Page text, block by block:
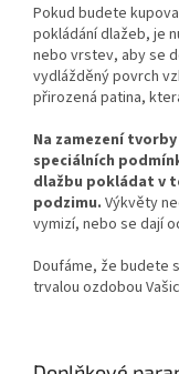
Pokud budete
pokládání dlažeb, je
nebo vrstev, aby se
vydlážděný povrch
přirozená patina,
Na zamezení
speciálních
dlažbu pokládat v
podzimu. Výkvěty
vymizí, nebo se dají
Doufáme, že budete
trvalou ozdobou